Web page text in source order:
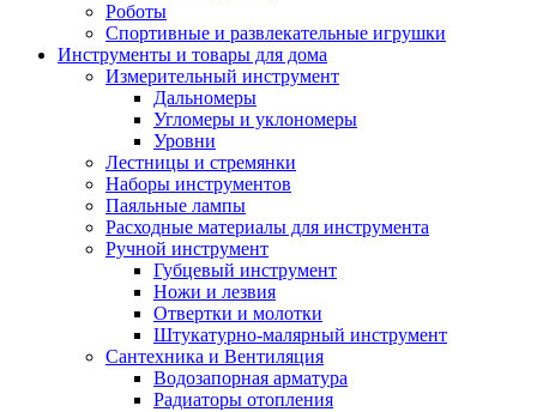
Роботы
Спортивные и развлекательные игрушки
Инструменты и товары для дома
Измерительный инструмент
Дальномеры
Угломеры и уклономеры
Уровни
Лестницы и стремянки
Наборы инструментов
Паяльные лампы
Расходные материалы для инструмента
Ручной инструмент
Губцевый инструмент
Ножи и лезвия
Отвертки и молотки
Штукатурно-малярный инструмент
Сантехника и Вентиляция
Водозапорная арматура
Радиаторы отопления